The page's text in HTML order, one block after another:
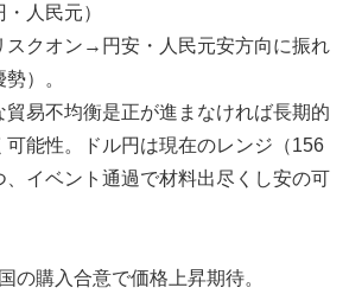
人民元）
スクオン→円安・人民元安方向に振れ
）。
貿易不均衡是正が進まなければ長期的
可能性。ドル円は現在のレンジ（156
、イベント通過で材料出尽くし安の可
の購入合意で価格上昇期待。